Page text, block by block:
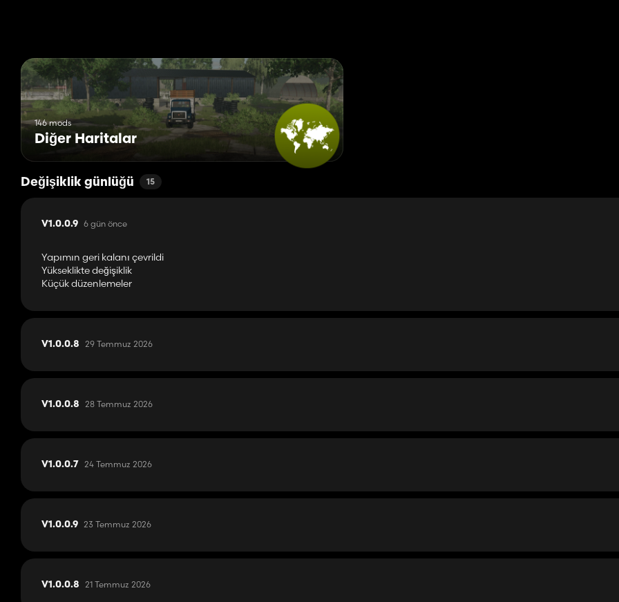
🚜 Traktör tabanı
Tarım arazisinin yanında, hızlı bir şekilde çalışmaya başlamanıza olanak tanıyan kullanışlı bir başlangıç ​​traktör tabanı
🌲 Ormancılık
146 mods
Diğer Haritalar
Değişiklik günlüğü 15
V1.0.0.9 6 gün önce
Yapımın geri kalanı çevrildi
Yükseklikte değişiklik
Küçük düzenlemeler
V1.0.0.8 29 Temmuz 2026
V1.0.0.8 28 Temmuz 2026
V1.0.0.7 24 Temmuz 2026
V1.0.0.9 23 Temmuz 2026
V1.0.0.8 21 Temmuz 2026